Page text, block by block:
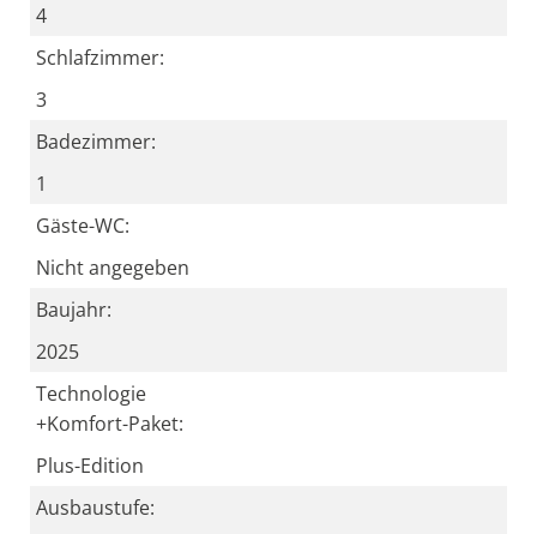
4
Schlafzimmer:
3
Badezimmer:
1
Gäste-WC:
Nicht angegeben
Baujahr:
2025
Technologie
+Komfort-Paket:
Plus-Edition
Ausbaustufe: